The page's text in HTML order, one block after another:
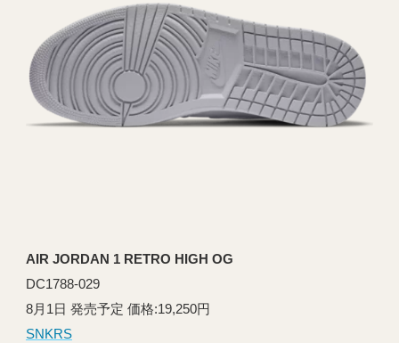
AIR JORDAN 1 RETRO HIGH OG
DC1788-029
8月1日 発売予定 価格:19,250円
SNKRS